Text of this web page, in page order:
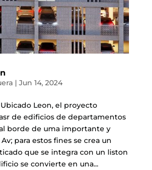
| Jun 14, 2024
Leon, el proyecto
de edificios de departamentos
borde de uma importante y
para estos fines se crea un
que se integra con un liston
se convierte en una...